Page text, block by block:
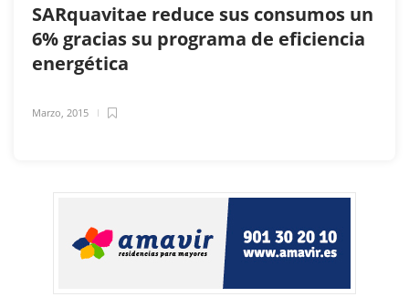
SARquavitae reduce sus consumos un
6% gracias su programa de eficiencia
energética
Marzo, 2015